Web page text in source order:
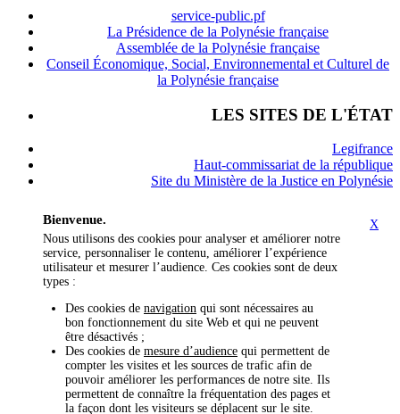
service-public.pf
La Présidence de la Polynésie française
Assemblée de la Polynésie française
Conseil Économique, Social, Environnemental et Culturel de
la Polynésie française
LES SITES DE L'ÉTAT
Legifrance
Haut-commissariat de la république
Site du Ministère de la Justice en Polynésie
X
Bienvenue.
Nous utilisons des cookies pour analyser et améliorer notre
service, personnaliser le contenu, améliorer l’expérience
utilisateur et mesurer l’audience. Ces cookies sont de deux
types :
Des cookies de navigation qui sont nécessaires au
bon fonctionnement du site Web et qui ne peuvent
être désactivés ;
Des cookies de mesure d’audience qui permettent de
compter les visites et les sources de trafic afin de
pouvoir améliorer les performances de notre site. Ils
permettent de connaître la fréquentation des pages et
la façon dont les visiteurs se déplacent sur le site.